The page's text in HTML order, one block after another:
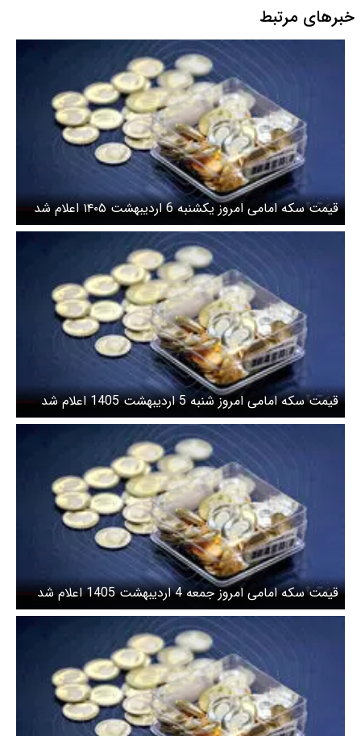
خبرهای مرتبط
قیمت سکه امامی امروز یکشنبه 6 اردیبهشت ۱۴۰۵ اعلام شد
قیمت سکه امامی امروز شنبه 5 اردیبهشت 1405 اعلام شد
قیمت سکه امامی امروز جمعه 4 اردیبهشت 1405 اعلام شد